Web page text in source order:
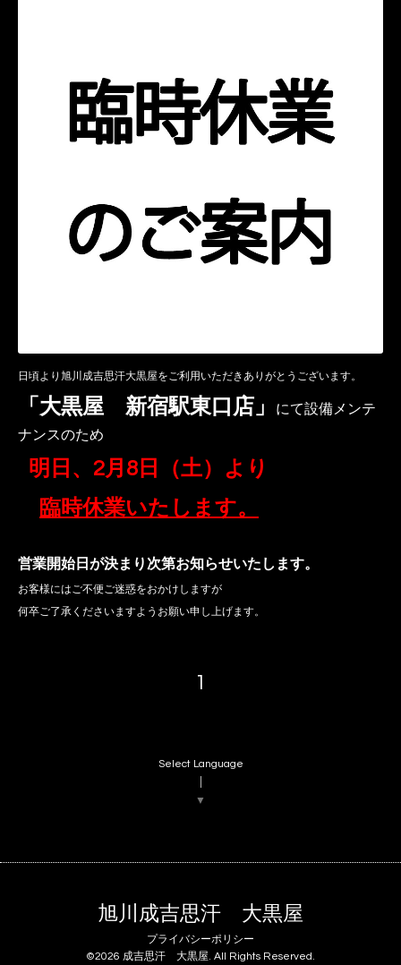
日頃より旭川成吉思汗大黒屋をご利用いただきありがとうございます。
「大黒屋 新宿駅東口店」
にて設備メンテ
ナンスのため
明日、 2月8日（土）より
臨時休業いたします。
営業開始日が決まり次第お知らせいたします。
お客様にはご不便ご迷惑をおかけしますが
何卒ご了承くださいますようお願い申し上げます。
1
Select Language
▼
旭川成吉思汗 大黒屋
プライバシーポリシー
©2026 成吉思汗 大黒屋. All Rights Reserved.